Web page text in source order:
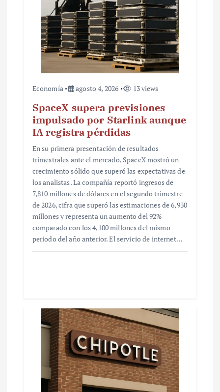
Economía agosto 4, 2026 13 views
SpaceX supera previsiones
impulsado por Starlink aunque
IA registra pérdidas
En su primera presentación de resultados
trimestrales ante el mercado, SpaceX mostró un
crecimiento sólido que superó las expectativas de
los analistas. La compañía reportó ingresos de
7,810 millones de dólares en el segundo trimestre
de 2026, cifra que superó las estimaciones de 6,930
millones y representa un aumento del 92%
comparado con los 4,100 millones del mismo
periodo del año anterior. El servicio de internet…